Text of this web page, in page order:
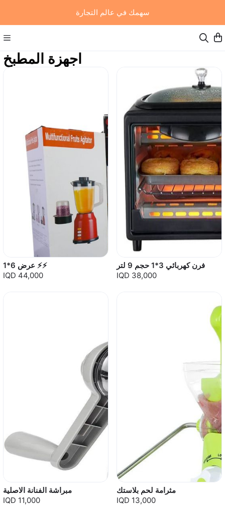
سهمك في عالم التجارة
اجهزة المطبخ
عرض 6*1 ⚡⚡
IQD 44,000
فرن كهربائي 3*1 حجم 9 لتر
IQD 38,000
مبراشة الفنانة الاصلية
IQD 11,000
مثرامة لحم بلاستك
IQD 13,000